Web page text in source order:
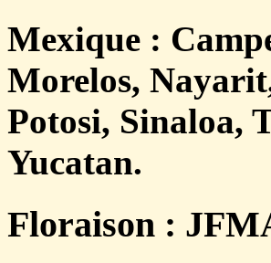
Mexique :
Morelos,
Potosi, Sinaloa,
Yucatan.
Floraison :